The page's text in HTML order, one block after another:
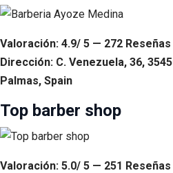
Valoración: 4.9/ 5 — 272 Reseñas
Dirección: C. Venezuela, 36,
Palmas, Spain
Top barber shop
Valoración: 5.0/ 5 — 251 Reseñas